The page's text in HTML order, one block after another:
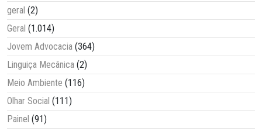
geral (2)
Geral (1.014)
Jovem Advocacia (364)
Linguiça Mecânica (2)
Meio Ambiente (116)
Olhar Social (111)
Painel (91)